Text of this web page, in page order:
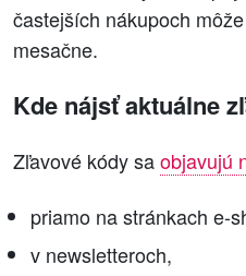
častejších nákupoch
mesačne.
Kde nájsť aktuálne
Zľavové kódy saobjavujú
priamo na stránkach e-
v newsletteroch,